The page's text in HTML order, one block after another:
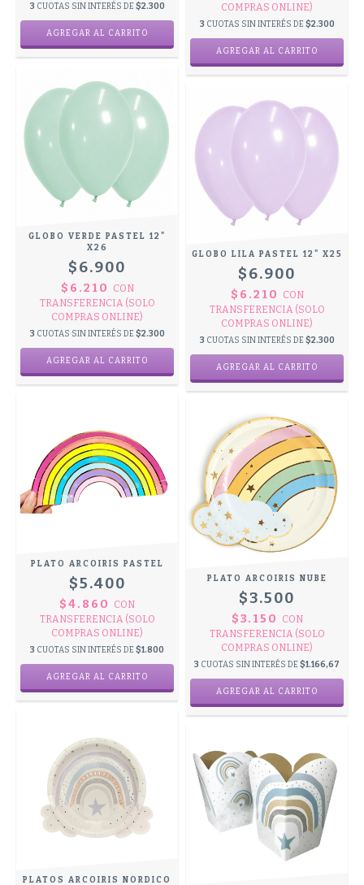
3 CUOTAS SIN INTERÉS DE $2.300
COMPRAS ONLINE)
3 CUOTAS SIN INTERÉS DE $2.300
GLOBO VERDE PASTEL 12"
X26
$6.900
$6.210
CON
TRANSFERENCIA (SOLO
COMPRAS ONLINE)
3 CUOTAS SIN INTERÉS DE $2.300
GLOBO LILA PASTEL 12" X25
$6.900
$6.210
CON
TRANSFERENCIA (SOLO
COMPRAS ONLINE)
3 CUOTAS SIN INTERÉS DE $2.300
PLATO ARCOIRIS PASTEL
$5.400
$4.860
CON
TRANSFERENCIA (SOLO
COMPRAS ONLINE)
3 CUOTAS SIN INTERÉS DE $1.800
PLATO ARCOIRIS NUBE
$3.500
$3.150
CON
TRANSFERENCIA (SOLO
COMPRAS ONLINE)
3 CUOTAS SIN INTERÉS DE $1.166,67
PLATOS ARCOIRIS NORDICO